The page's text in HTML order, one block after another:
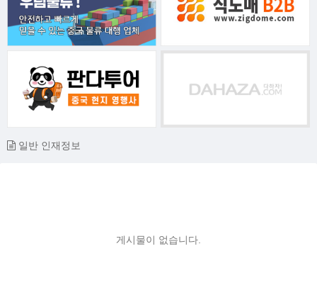
일반 인재정보
게시물이 없습니다.